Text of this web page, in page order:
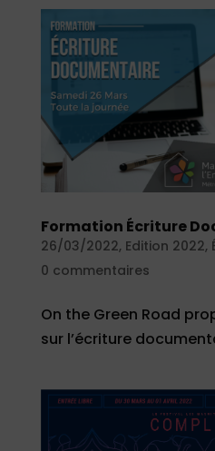
Formation Écriture
26/03/2022, Edition 2022,
0 commentaires
On the Green Road
sur l’écriture